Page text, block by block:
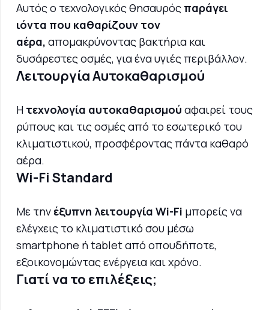
Αυτός ο τεχνολογικός θησαυρός παράγει
ιόντα που καθαρίζουν τον
αέρα, απομακρύνοντας βακτήρια και
δυσάρεστες οσμές, για ένα υγιές περιβάλλον.
Λειτουργία Αυτοκαθαρισμού
Η τεχνολογία αυτοκαθαρισμού αφαιρεί τους
ρύπους και τις οσμές από το εσωτερικό του
κλιματιστικού, προσφέροντας πάντα καθαρό
αέρα.
Wi-Fi Standard
Με την έξυπνη λειτουργία Wi-Fi μπορείς να
ελέγχεις το κλιματιστικό σου μέσω
smartphone ή tablet από οπουδήποτε,
εξοικονομώντας ενέργεια και χρόνο.
Γιατί να το επιλέξεις;